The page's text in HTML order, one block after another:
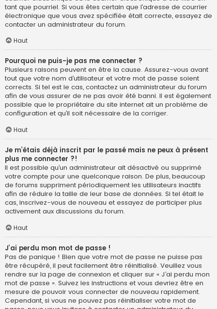
tant que pourriel. Si vous êtes certain que l’adresse de courrier
électronique que vous avez spécifiée était correcte, essayez de
contacter un administrateur du forum.
Haut
Pourquoi ne puis-je pas me connecter ?
Plusieurs raisons peuvent en être la cause. Assurez-vous avant
tout que votre nom d’utilisateur et votre mot de passe soient
corrects. Si tel est le cas, contactez un administrateur du forum
afin de vous assurer de ne pas avoir été banni. Il est également
possible que le propriétaire du site internet ait un problème de
configuration et qu’il soit nécessaire de la corriger.
Haut
Je m’étais déjà inscrit par le passé mais ne peux à présent
plus me connecter ?!
Il est possible qu’un administrateur ait désactivé ou supprimé
votre compte pour une quelconque raison. De plus, beaucoup
de forums suppriment périodiquement les utilisateurs inactifs
afin de réduire la taille de leur base de données. Si tel était le
cas, inscrivez-vous de nouveau et essayez de participer plus
activement aux discussions du forum.
Haut
J’ai perdu mon mot de passe !
Pas de panique ! Bien que votre mot de passe ne puisse pas
être récupéré, il peut facilement être réinitialisé. Veuillez vous
rendre sur la page de connexion et cliquer sur « J’ai perdu mon
mot de passe ». Suivez les instructions et vous devriez être en
mesure de pouvoir vous connecter de nouveau rapidement.
Cependant, si vous ne pouvez pas réinitialiser votre mot de